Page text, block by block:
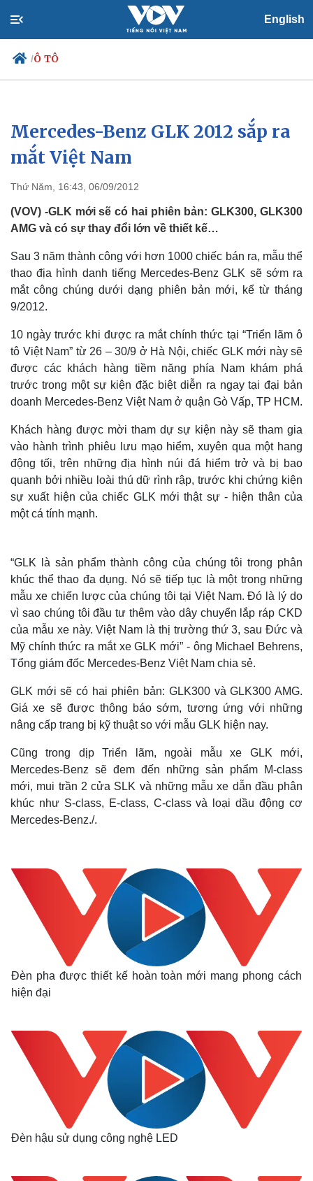
English
/Ô TÔ
Chính trị
Đảng
Tổ chức nhân sự
Nhận diện sự thật
Xã hội
Việc làm
Biển đảo
Thế giới
Cuộc sống đó đây
Hồ sơ
Ảnh
E-Magazine
Infographic
Mercedes-Benz GLK 2012 sắp ra
mắt Việt Nam
Thứ Năm, 16:43, 06/09/2012
(VOV) -GLK mới sẽ có hai phiên bản: GLK300, GLK300
AMG và có sự thay đổi lớn về thiết kế…
Sau 3 năm thành công với hơn 1000 chiếc bán ra, mẫu thể
thao địa hình danh tiếng Mercedes-Benz GLK sẽ sớm ra
mắt công chúng dưới dạng phiên bản mới, kể từ tháng
9/2012.
10 ngày trước khi được ra mắt chính thức tại “Triển lãm ô
tô Việt Nam” từ 26 – 30/9 ở Hà Nội, chiếc GLK mới này sẽ
được các khách hàng tiềm năng phía Nam khám phá
trước trong một sự kiện đặc biệt diễn ra ngay tại đại bản
doanh Mercedes-Benz Việt Nam ở quận Gò Vấp, TP HCM.
Khách hàng được mời tham dự sự kiện này sẽ tham gia
vào hành trình phiêu lưu mạo hiểm, xuyên qua một hang
động tối, trên những địa hình núi đá hiểm trở và bị bao
quanh bởi nhiều loài thú dữ rình rập, trước khi chứng kiện
sự xuất hiện của chiếc GLK mới thật sự - hiện thân của
một cá tính mạnh.
“GLK là sản phẩm thành công của chúng tôi trong phân
khúc thể thao đa dụng. Nó sẽ tiếp tục là một trong những
mẫu xe chiến lược của chúng tôi tại Việt Nam. Đó là lý do
vì sao chúng tôi đầu tư thêm vào dây chuyển lắp ráp CKD
của mẫu xe này. Việt Nam là thị trường thứ 3, sau Đức và
Mỹ chính thức ra mắt xe GLK mới” - ông Michael Behrens,
Tổng giám đốc Mercedes-Benz Việt Nam chia sẻ.
GLK mới sẽ có hai phiên bản: GLK300 và GLK300 AMG.
Giá xe sẽ được thông báo sớm, tương ứng với những
nâng cấp trang bị kỹ thuật so với mẫu GLK hiện nay.
Cũng trong dịp Triển lãm, ngoài mẫu xe GLK mới,
Mercedes-Benz sẽ đem đến những sản phẩm M-class
mới, mui trần 2 cửa SLK và những mẫu xe dẫn đầu phân
khúc như S-class, E-class, C-class và loại dầu động cơ
Mercedes-Benz./.
Đèn pha được thiết kế hoàn toàn mới mang phong cách
hiện đại
Đèn hậu sử dụng công nghệ LED